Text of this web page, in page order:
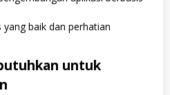
baik dan perhatian
untuk